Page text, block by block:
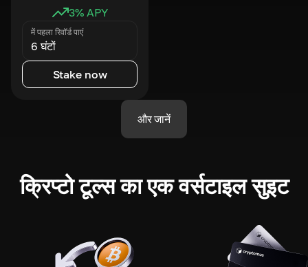
3% APY
में पहला रिवॉर्ड पाएं
6 घंटों
Stake now
और जानें
क्रिप्टो टूल्स का एक वर्सटाइल सुइट